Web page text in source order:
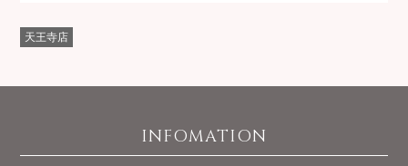
天王寺店
INFOMATION